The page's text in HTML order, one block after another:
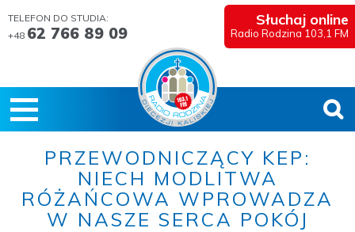
TELEFON DO STUDIA:
+48 62 766 89 09
Słuchaj online
Radio Rodzina 103,1 FM
PRZEWODNICZĄCY KEP:
NIECH MODLITWA
RÓŻAŃCOWA WPROWADZA
W NASZE SERCA POKÓJ